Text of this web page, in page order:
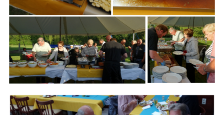
Branding
ARMCHAIR